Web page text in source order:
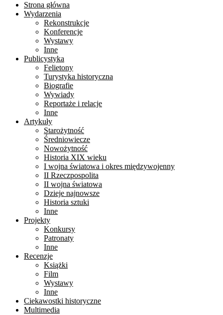
Strona główna
Wydarzenia
Rekonstrukcje
Konferencje
Wystawy
Inne
Publicystyka
Felietony
Turystyka historyczna
Biografie
Wywiady
Reportaże i relacje
Inne
Artykuły
Starożytność
Średniowiecze
Nowożytność
Historia XIX wieku
I wojna światowa i okres międzywojenny
II Rzeczpospolita
II wojna światowa
Dzieje najnowsze
Historia sztuki
Inne
Projekty
Konkursy
Patronaty
Inne
Recenzje
Książki
Film
Wystawy
Inne
Ciekawostki historyczne
Multimedia